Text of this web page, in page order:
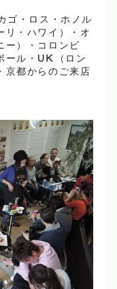
ゴ・ロス・ホノル
リ・ハワイ）・オ
ー）・コロンビ
ール・UK（ロン
京都からのご来店